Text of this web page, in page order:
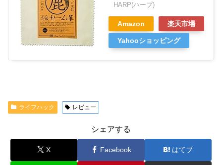
HARP(ハープ)
Amazon 楽天市場
Yahooショッピング
ライフハック レビュー
シェアする
X Facebook はてブ